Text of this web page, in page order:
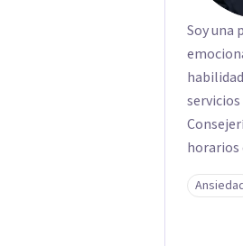
Soy una
horarios